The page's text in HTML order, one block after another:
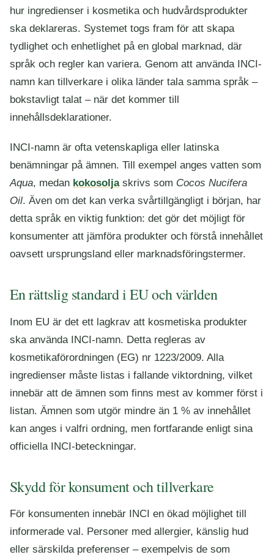
hur ingredienser i kosmetika och hudvårdsprodukter
ska deklareras. Systemet togs fram för att skapa
tydlighet och enhetlighet på en global marknad, där
språk och regler kan variera. Genom att använda INCI-
namn kan tillverkare i olika länder tala samma språk –
bokstavligt talat – när det kommer till
innehållsdeklarationer.
INCI-namn är ofta vetenskapliga eller latinska
benämningar på ämnen. Till exempel anges vatten som
Aqua, medan kokosoljaskrivs som Cocos Nucifera
Oil. Även om det kan verka svårtillgängligt i början, har
detta språk en viktig funktion: det gör det möjligt för
konsumenter att jämföra produkter och förstå innehållet
oavsett ursprungsland eller marknadsföringstermer.
En rättslig standard i EU och världen
Inom EU är det ett lagkrav att kosmetiska produkter
ska använda INCI-namn. Detta regleras av
kosmetikaförordningen (EG) nr 1223/2009. Alla
ingredienser måste listas i fallande viktordning, vilket
innebär att de ämnen som finns mest av kommer först i
listan. Ämnen som utgör mindre än 1 % av innehållet
kan anges i valfri ordning, men fortfarande enligt sina
officiella INCI-beteckningar.
Skydd för konsument och tillverkare
För konsumenten innebär INCI en ökad möjlighet till
informerade val. Personer med allergier, känslig hud
eller särskilda preferenser – exempelvis de som